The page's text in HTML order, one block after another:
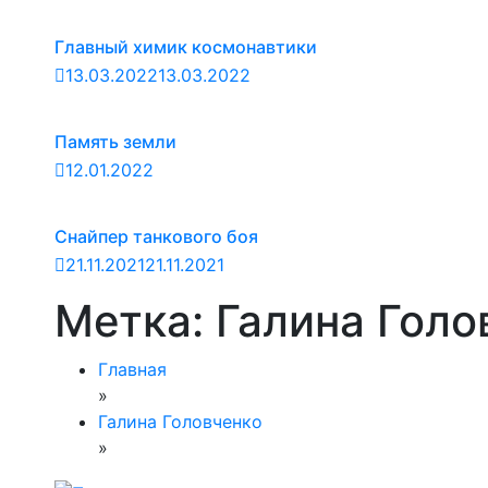
Главный химик космонавтики
13.03.202213.03.2022
Память земли
12.01.2022
Снайпер танкового боя
21.11.202121.11.2021
Метка: Галина
Главная
»
Галина Головченко
»